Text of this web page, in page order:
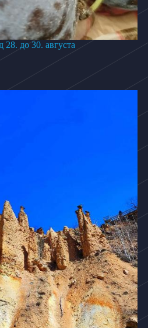
до 30. августа